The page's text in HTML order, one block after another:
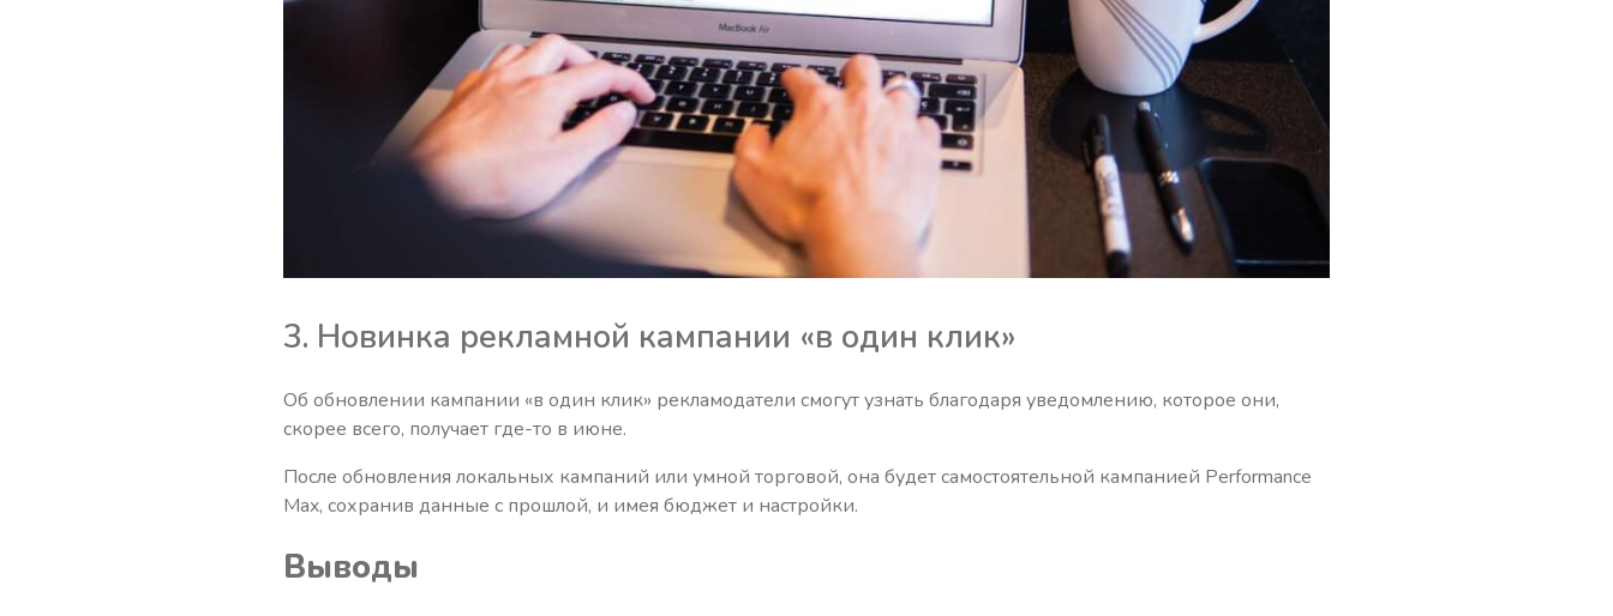
3. Новинка рекламной кампании «в один клик»
Об обновлении кампании «в один клик» рекламодатели смогут узнать благодаря уведомлению, которое они,
скорее всего, получает где-то в июне.
После обновления локальных кампаний или умной торговой, она будет самостоятельной кампанией Performance
Max, сохранив данные с прошлой, и имея бюджет и настройки.
Выводы